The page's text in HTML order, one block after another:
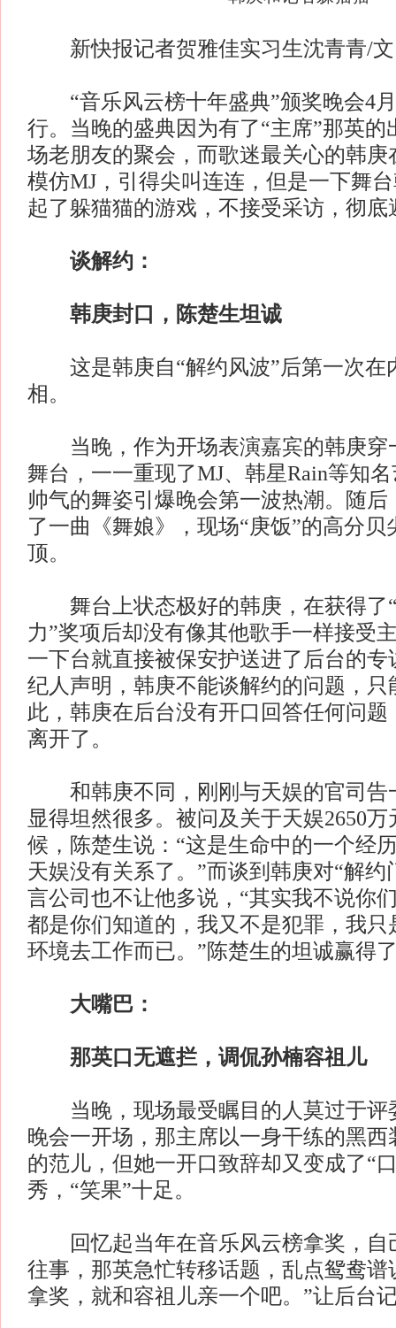
新快报记者贺雅佳实习生沈青青/
“音乐风云榜十年盛典”颁奖晚会4月
行。当晚的盛典因为有了“主席”那英的
场老朋友的聚会，而歌迷最关心的韩庚
模仿MJ，引得尖叫连连，但是一下舞
起了躲猫猫的游戏，不接受采访，彻底
谈解约：
韩庚封口，陈楚生坦诚
这是韩庚自“解约风波”后第一次在
相。
当晚，作为开场表演嘉宾的韩庚穿
舞台，一一重现了MJ、韩星Rain等知
帅气的舞姿引爆晚会第一波热潮。随
了一曲《舞娘》，现场“庚饭”的高分贝
顶。
舞台上状态极好的韩庚，在获得了
力”奖项后却没有像其他歌手一样接受
一下台就直接被保安护送进了后台的专
纪人声明，韩庚不能谈解约的问题，只
此，韩庚在后台没有开口回答任何问
离开了。
和韩庚不同，刚刚与天娱的官司告
显得坦然很多。被问及关于天娱2650
候，陈楚生说：“这是生命中的一个经
天娱没有关系了。”而谈到韩庚对“解约
言公司也不让他多说，“其实我不说你
都是你们知道的，我又不是犯罪，我只
环境去工作而已。”陈楚生的坦诚赢得
大嘴巴：
那英口无遮拦，调侃孙楠容祖儿
当晚，现场最受瞩目的人莫过于评
晚会一开场，那主席以一身干练的黑西
的范儿，但她一开口致辞却又变成了“
秀，“笑果”十足。
回忆起当年在音乐风云榜拿奖，自
往事，那英急忙转移话题，乱点鸳鸯谱
拿奖，就和容祖儿亲一个吧。”让后台